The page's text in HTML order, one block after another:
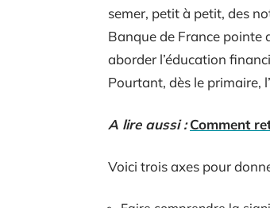
semer, petit à petit, des
Banque de France pointe
aborder l’éducation
Pourtant, dès le primaire,
A lire aussi : Comment
Voici trois axes pour